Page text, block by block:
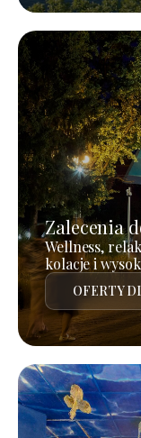
Zalecenia
Wellness,
kolacje i
OFERTY